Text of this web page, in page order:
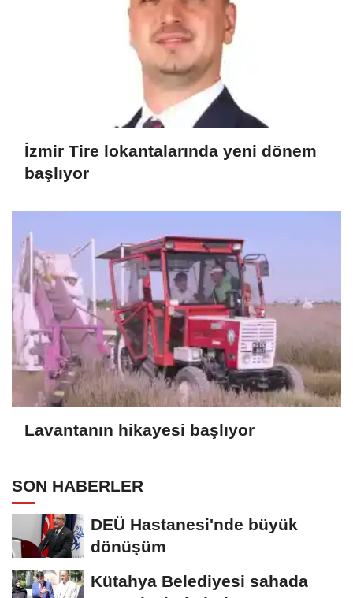
İzmir Tire lokantalarında yeni dönem
başlıyor
Lavantanın hikayesi başlıyor
SON HABERLER
DEÜ Hastanesi'nde büyük
dönüşüm
Kütahya Belediyesi sahada